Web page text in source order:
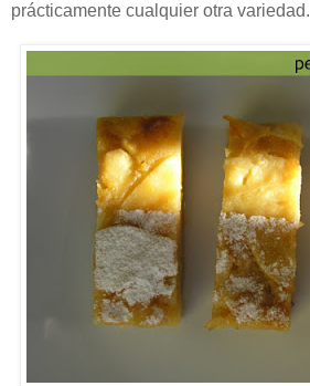
prácticamente cualquier otra variedad.